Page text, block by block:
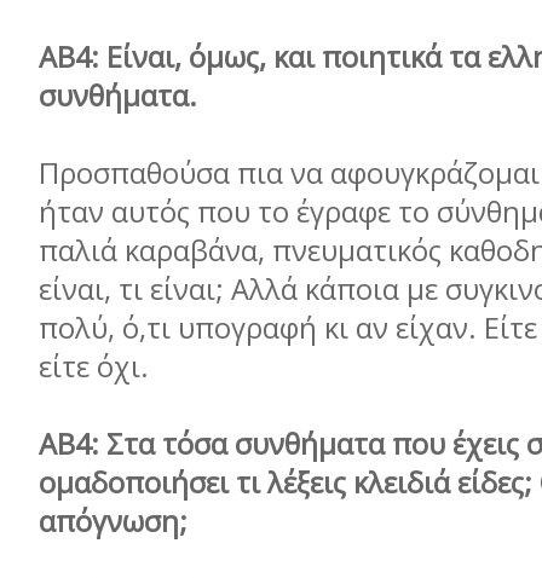
ΑΒ4: Είναι, όμως, και ποιητικά τα
συνθήματα.
Προσπαθούσα πια να
ήταν αυτός που το έγραφε το
παλιά καραβάνα, πνευματικός
είναι, τι είναι; Αλλά κάποια με
πολύ, ό,τι υπογραφή κι αν είχαν.
είτε όχι.
ΑΒ4: Στα τόσα συνθήματα που έχεις
ομαδοποιήσει τι λέξεις κλειδιά
απόγνωση;